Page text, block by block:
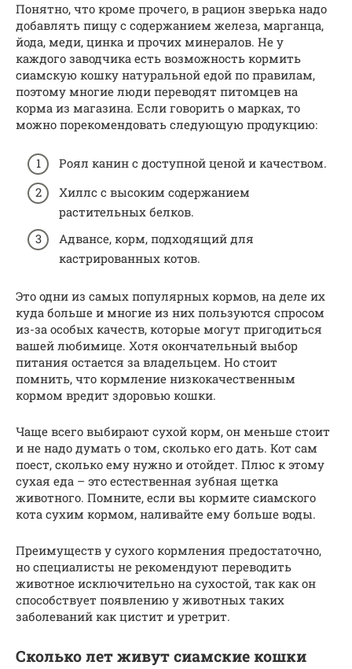
Понятно, что кроме прочего, в рацион зверька надо
добавлять пищу с содержанием железа, марганца,
йода, меди, цинка и прочих минералов. Не у
каждого заводчика есть возможность кормить
сиамскую кошку натуральной едой по правилам,
поэтому многие люди переводят питомцев на
корма из магазина. Если говорить о марках, то
можно порекомендовать следующую продукцию:
Роял канин с доступной ценой и качеством.
Хиллс с высоким содержанием
растительных белков.
Адвансе, корм, подходящий для
кастрированных котов.
Это одни из самых популярных кормов, на деле их
куда больше и многие из них пользуются спросом
из-за особых качеств, которые могут пригодиться
вашей любимице. Хотя окончательный выбор
питания остается за владельцем. Но стоит
помнить, что кормление низкокачественным
кормом вредит здоровью кошки.
Чаще всего выбирают сухой корм, он меньше стоит
и не надо думать о том, сколько его дать. Кот сам
поест, сколько ему нужно и отойдет. Плюс к этому
сухая еда – это естественная зубная щетка
животного. Помните, если вы кормите сиамского
кота сухим кормом, наливайте ему больше воды.
Преимуществ у сухого кормления предостаточно,
но специалисты не рекомендуют переводить
животное исключительно на сухостой, так как он
способствует появлению у животных таких
заболеваний как цистит и уретрит.
Сколько лет живут сиамские кошки